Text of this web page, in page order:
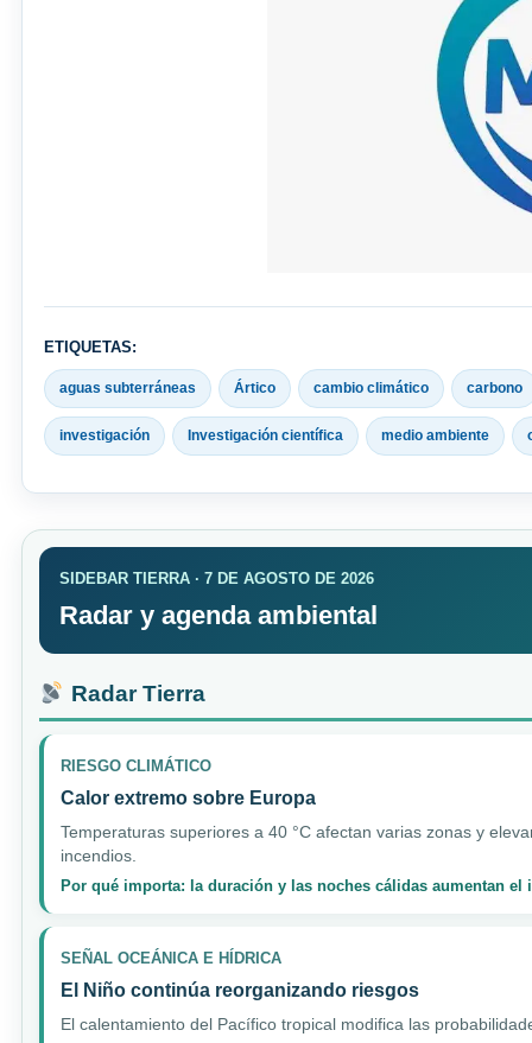
ETIQUETAS:
aguas subterráneas Ártico cambio climático carbono
investigación Investigación científica medio ambiente
SIDEBAR TIERRA · 7 DE AGOSTO DE 2026
Radar y agenda ambiental
Radar Tierra
RIESGO CLIMÁTICO
Calor extremo sobre Europa
Temperaturas superiores a 40 °C afectan varias zonas y
incendios.
Por qué importa: la duración y las noches cálidas aumentan el
SEÑAL OCEÁNICA E HÍDRICA
El Niño continúa reorganizando riesgos
El calentamiento del Pacífico tropical modifica las